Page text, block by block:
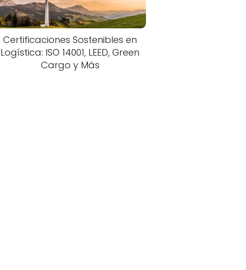
Certificaciones Sostenibles en
Logística: ISO 14001, LEED, Green
Cargo y Más